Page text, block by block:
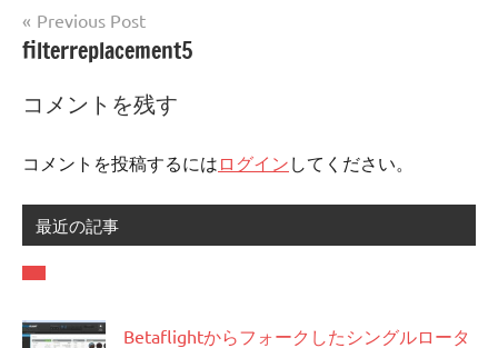
投
稿
ナ
ゲ
ー
シ
ョ
ン
Previous Post
filterreplacement5
コメントを残す
コメントを投稿するには ログイン してください。
最近の記事
Betaflightからフォークしたシングルロータ